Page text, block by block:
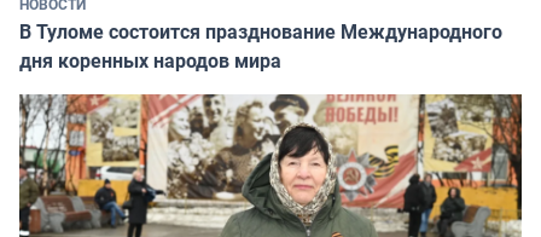
В Туломе состоится празднование Международного
дня коренных народов мира